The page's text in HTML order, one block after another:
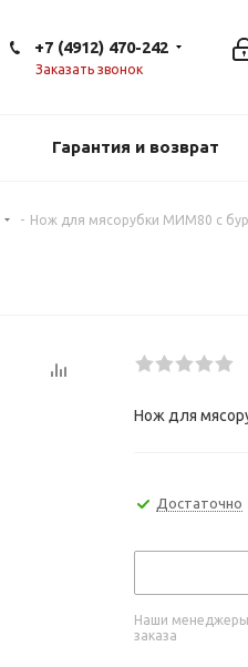
+7 (4912) 470-242
Заказать звонок
Гарантия и возврат
- Нож для мясорубки МИМ80 с
Нож для
Достаточно
Наши менеджеры
заказа